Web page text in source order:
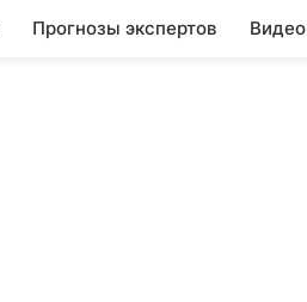
Прогнозы экспертов Видео